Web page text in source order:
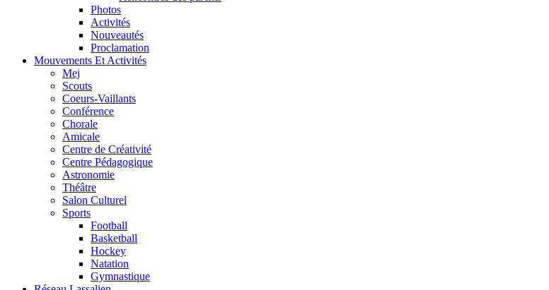
Photos
Activités
Nouveautés
Proclamation
Mouvements Et Activités
Mej
Scouts
Coeurs-Vaillants
Conférence
Chorale
Amicale
Centre de Créativité
Centre Pédagogique
Astronomie
Théâtre
Salon Culturel
Sports
Football
Basketball
Hockey
Natation
Gymnastique